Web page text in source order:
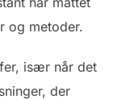
og metoder.
især når det
der